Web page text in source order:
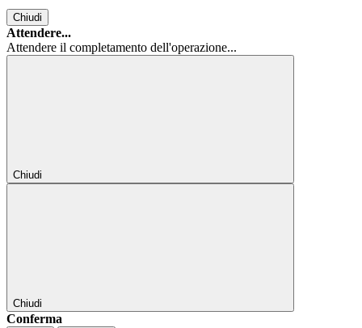
Chiudi
Attendere...
Attendere il completamento dell'operazione...
Chiudi
Chiudi
Conferma